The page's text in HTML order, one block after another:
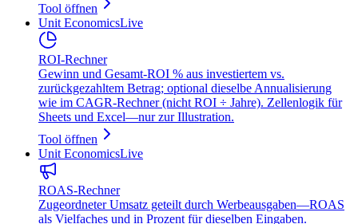
Tool öffnen
Unit EconomicsLive
ROI-Rechner
Gewinn und Gesamt-ROI % aus investiertem vs.
zurückgezahltem Betrag; optional dieselbe Annualisierung
wie im CAGR-Rechner (nicht ROI ÷ Jahre). Zellenlogik für
Sheets und Excel—nur zur Illustration.
Tool öffnen
Unit EconomicsLive
ROAS-Rechner
Zugeordneter Umsatz geteilt durch Werbeausgaben—ROAS
als Vielfaches und in Prozent für dieselben Eingaben.